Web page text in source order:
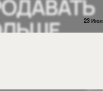
23 Июл